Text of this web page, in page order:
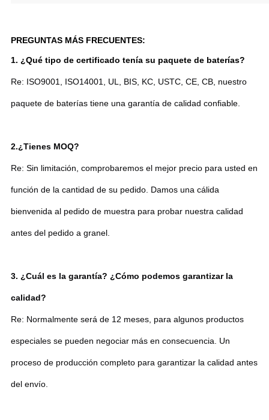
PREGUNTAS MÁS FRECUENTES:
1. ¿Qué tipo de certificado tenía su paquete de baterías?
Re: ISO9001, ISO14001, UL, BIS, KC, USTC, CE, CB, nuestro
paquete de baterías tiene una garantía de calidad confiable.
2.¿Tienes MOQ?
Re: Sin limitación, comprobaremos el mejor precio para usted en
función de la cantidad de su pedido. Damos una cálida
bienvenida al pedido de muestra para probar nuestra calidad
antes del pedido a granel.
3. ¿Cuál es la garantía? ¿Cómo podemos garantizar la
calidad?
Re: Normalmente será de 12 meses, para algunos productos
especiales se pueden negociar más en consecuencia. Un
proceso de producción completo para garantizar la calidad antes
del envío.